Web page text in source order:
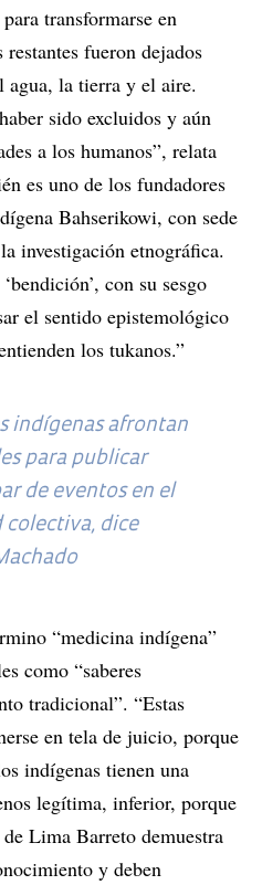
transformarse en
fueron dejados
agua, la tierra y el aire.
sido excluidos y aún
a los humanos”, relata
es uno de los fundadores
Bahserikowi, con sede
investigación etnográfica.
con su sesgo
el sentido epistemológico
los tukanos.”
indígenas afrontan
para publicar
de eventos en el
colectiva, dice
“medicina indígena”
como “saberes
tradicional”. “Estas
en tela de juicio, porque
indígenas tienen una
legítima, inferior, porque
Lima Barreto demuestra
y deben